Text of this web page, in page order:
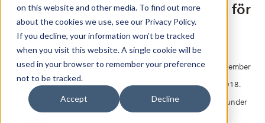
on this website and other media. To find out more
about the cookies we use, see our Privacy Policy.
If you decline, your information won’t be tracked
when you visit this website. A single cookie will be
used in your browser to remember your preference
not to be tracked.
Accept Decline
Veteranpoolen: Produktionsdata för
september 2019
Veteranpoolen AB producerade ca 79 000 timmar under september
2019 att jämföras med ca 79 000 timmar under september 2018.
Producerade timmar avser utförda och debiterbara uppdrag under